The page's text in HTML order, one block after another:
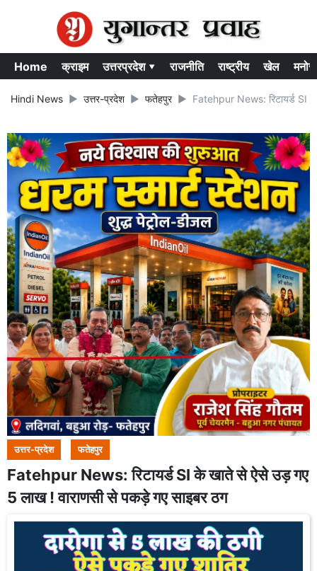
Home क्राइम उत्तरप्रदेश ▾ राजनीति राष्ट्रीय खेल
Hindi News उत्तर-प्रदेश फतेहपुर Fatehpur News: रिटायर्ड SI
उत्तर-प्रदेश फतेहपुर
Fatehpur News: रिटायर्ड SI के खाते से ऐसे उड़ गए
5 लाख ! वाराणसी से पकड़े गए साइबर ठग